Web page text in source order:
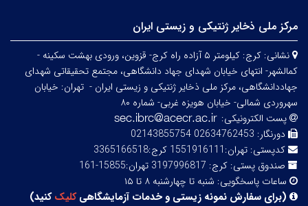
مرکز ملی ذخایر ژنتیکی و زیستی ایران
نشانی:
کرج: کیلومتر ۵ آزاده راه کرج- قزوین، ورودی بهشت سکینه -
کمالشهر- انتهای خیابان شهدای جهاد دانشگاهی، مجتمع تحقیقاتی شهدای
جهاددانشگاهی، مرکز ملی ذخایر ژنتیکی و زیستی ایران - تهران: خیابان
سهروردی شمالی- خیابان هویزه غربی- شماره ۸۰
پست الکترونیکی:
دورنگار: 02634762453 02143855754
کدپستی: تهران:1551916111 کرج:3365166518
صندوق پستی: کرج: 3197996817 تهران:15855-161
ساعات پاسخگویی: شنبه تا چهارشنبه ۸ تا ۱۵
(برای سفارش نمونه زیستی و خدمات آزمایشگاهیکلیککنید)